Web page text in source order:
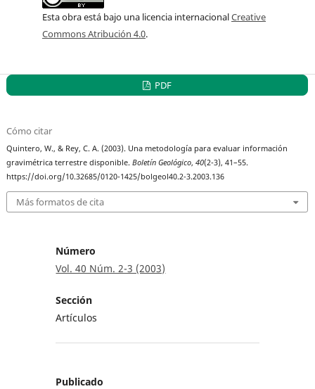
Esta obra está bajo una licencia internacionalCreative
Commons Atribución 4.0.
PDF
Cómo citar
Quintero, W., & Rey, C. A. (2003). Una metodología para evaluar información
gravimétrica terrestre disponible.Boletín Geológico,40(2-3), 41–55.
https://doi.org/10.32685/0120-1425/bolgeol40.2-3.2003.136
Más formatos de cita
Número
Vol. 40 Núm. 2-3 (2003)
Sección
Artículos
Publicado